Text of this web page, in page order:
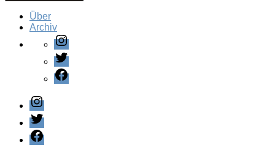
Über
Archiv
Instagram
Twitter
Facebook
Instagram
Twitter
Facebook